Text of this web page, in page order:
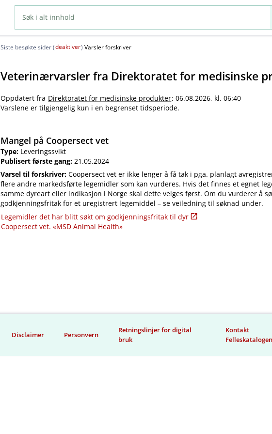
Siste besøkte sider (deaktiver) Varsler forskriver
Veterinærvarsler fra Direktoratet for medisinske
Oppdatert fra Direktoratet for medisinske produkter: 06.08.2026, kl. 06:40
Varslene er tilgjengelig kun i en begrenset tidsperiode.
Mangel på Coopersect vet
Type: Leveringssvikt
Publisert første gang:21.05.2024
Varsel til forskriver:Coopersect vet er ikke lenger å få tak i pga. planlagt
flere andre markedsførte legemidler som kan vurderes. Hvis det finnes et egnet
samme dyreart eller indikasjon i Norge skal dette velges først. Om du vurderer å
godkjenningsfritak for et uregistrert legemiddel – se veiledning til søknad under.
Legemidler det har blitt søkt om godkjenningsfritak til dyr
Coopersect vet. «MSD Animal Health»
Disclaimer Personvern
Retningslinjer for digital
bruk
Kontakt
Felleskatalogen